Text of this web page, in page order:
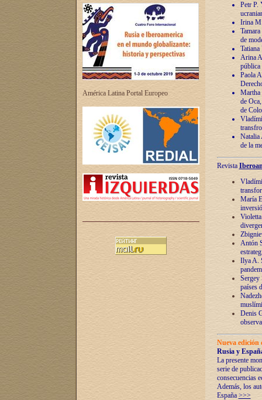
América Latina Portal Europeo
Petr P.
Irina
de
Arina
pública
Paola
Martha
de
de
Natalia
de la
Revista
María
Antón
Ilya A.
Sergey
países
Denis
Nueva
Rusia y
La presente
serie de
consecuencias
Además, los
España >>>